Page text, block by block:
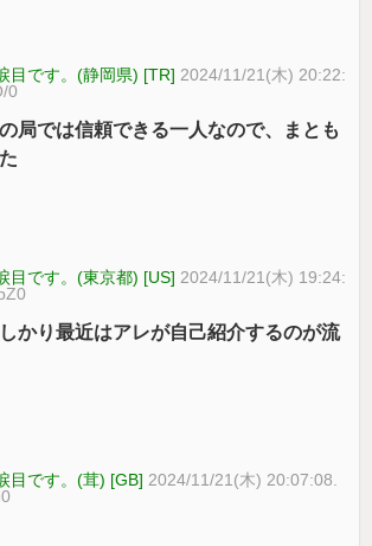
目です。(静岡県) [TR] 2024/11/21(木) 20:22:
0
局では信頼できる一人なので、まとも
目です。(東京都) [US] 2024/11/21(木) 19:24:
かり最近はアレが自己紹介するのが流
目です。(茸) [GB] 2024/11/21(木) 20:07:08.